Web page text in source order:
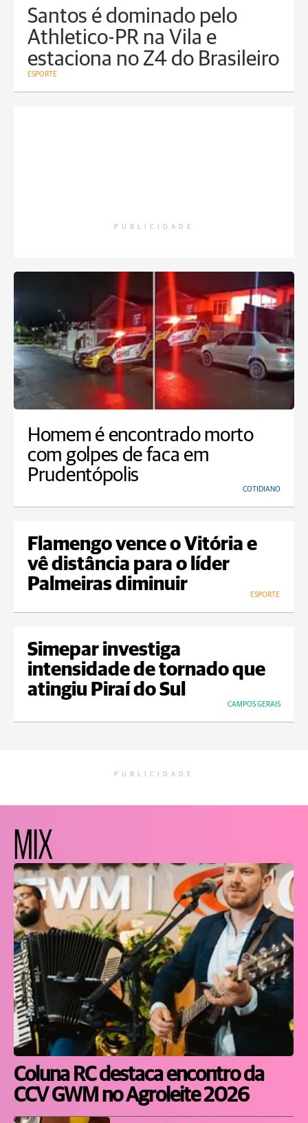
Santos é dominado pelo
Athletico-PR na Vila e
estaciona no Z4 do Brasileiro
ESPORTE
PUBLICIDADE
Homem é encontrado morto
com golpes de faca em
Prudentópolis
COTIDIANO
Flamengo vence o Vitória e
vê distância para o líder
Palmeiras diminuir
ESPORTE
Simepar investiga
intensidade de tornado que
atingiu Piraí do Sul
CAMPOS GERAIS
PUBLICIDADE
MIX
Coluna RC destaca encontro da
CCV GWM no Agroleite 2026